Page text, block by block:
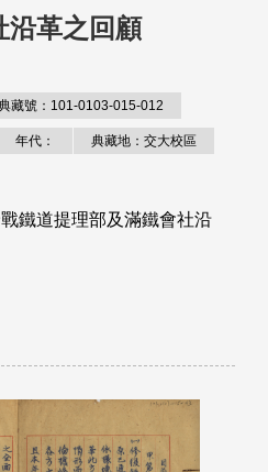
沿革之回顧
藏號：101-0103-015-012
年代： 典藏地：交大校區
鐵道提理部及滿鐵會社沿